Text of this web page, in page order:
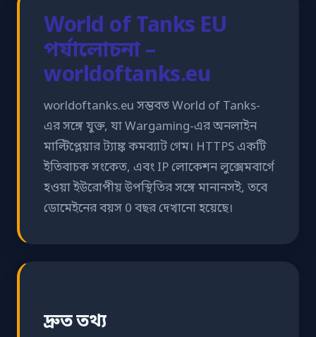
World of Tanks EU
পর্যালোচনা –
worldoftanks.eu
worldoftanks.eu সম্ভবত World of Tanks-
এর সঙ্গে যুক্ত, যা Wargaming-এর অনলাইন
মাল্টিপ্লেয়ার ট্যাঙ্ক কমব্যাট গেম। HTTPS একটি
ইতিবাচক সংকেত, এবং IP লোকেশন লুক্সেমবার্গে
হওয়া ইউরোপীয় উপস্থিতির সঙ্গে মানানসই, তবে
ডোমেইনের বয়স 0 বছর দেখানো হয়েছে।
দ্রুত তথ্য